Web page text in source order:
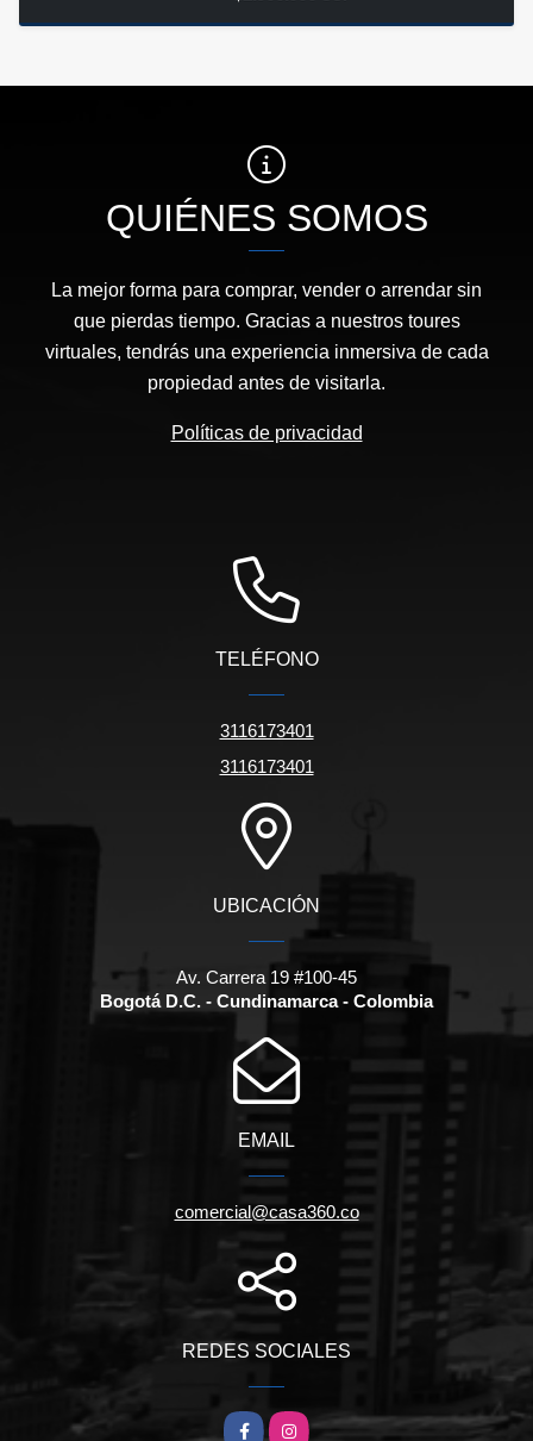
QUIÉNES SOMOS
La mejor forma para comprar, vender o arrendar sin
que pierdas tiempo. Gracias a nuestros toures
virtuales, tendrás una experiencia inmersiva de cada
propiedad antes de visitarla.
Políticas de privacidad
TELÉFONO
3116173401
3116173401
UBICACIÓN
Av. Carrera 19 #100-45
Bogotá D.C. - Cundinamarca - Colombia
EMAIL
comercial@casa360.co
REDES SOCIALES
FacebookInstagram